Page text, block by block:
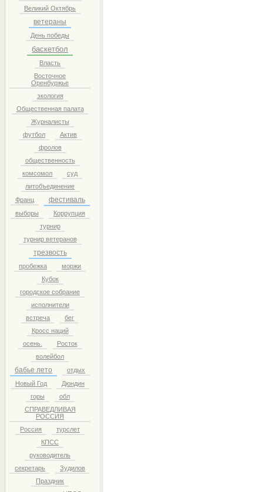
Великий Октябрь
ветераны
День победы
баскетбол
Власть
Восточное
Оренбуржье
экология
Общественная палата
Журналисты
футбол
Актив
фролов
общественность
комсомол
суд
литобъединение
Франц
фестиваль
выборы
Коррупция
турнир
турнир ветеранов
трезвость
пробежка
моржи
Кубок
городское собрание
исполнители
встреча
бег
Кросс наций
осень.
Росток
волейбол
бабье лето
отдых
Новый Год
Дюндин
горы
обл
СПРАВЕДЛИВАЯ
РОССИЯ
Россия
турслет
КПСС
руководитель
секретарь
Зудилов
Праздник